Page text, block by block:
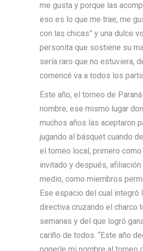
me gusta y porque las
eso es lo que me trae, me
con las chicas” y una dulce
personita que sostiene su
sería raro que no estuviera,
comencé va a todos los
Este año, el torneo de
nombre, ese mismo lugar
muchos años las aceptaron
jugando al básquet cuando
el torneo local, primero como
invitado y después, afiliación
medio, como miembros
Ese espacio del cual integró
directiva cruzando el charco
semanas y del que logró
cariño de todos. “Este año